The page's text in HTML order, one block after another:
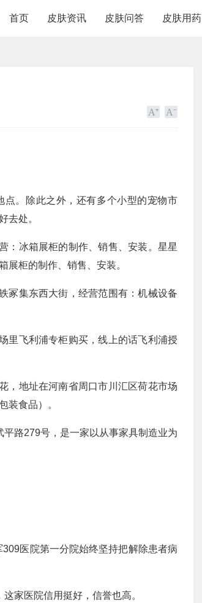
首页 皮肤资讯 皮肤问答 皮肤用药
。除此之外，还有多个小型的宠物市
去处。
：冰箱展柜的制作、销售、安装。星星
展柜的制作、销售、安装。
冢集东西大街，经营范围有：机械设备
里飞利浦专柜购买，线上的话飞利浦授
，地址在河南省周口市川汇区荷花市场
装食品）。
路279号，是一家以从事家具制造业为
医院第一分院始终坚持把解除患者病
家医院信用挺好，信誉也高。